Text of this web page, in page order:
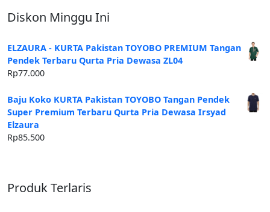
Diskon Minggu Ini
ELZAURA - KURTA Pakistan TOYOBO PREMIUM Tangan
Pendek Terbaru Qurta Pria Dewasa ZL04
Rp77.000
Baju Koko KURTA Pakistan TOYOBO Tangan Pendek
Super Premium Terbaru Qurta Pria Dewasa Irsyad
Elzaura
Rp85.500
Produk Terlaris